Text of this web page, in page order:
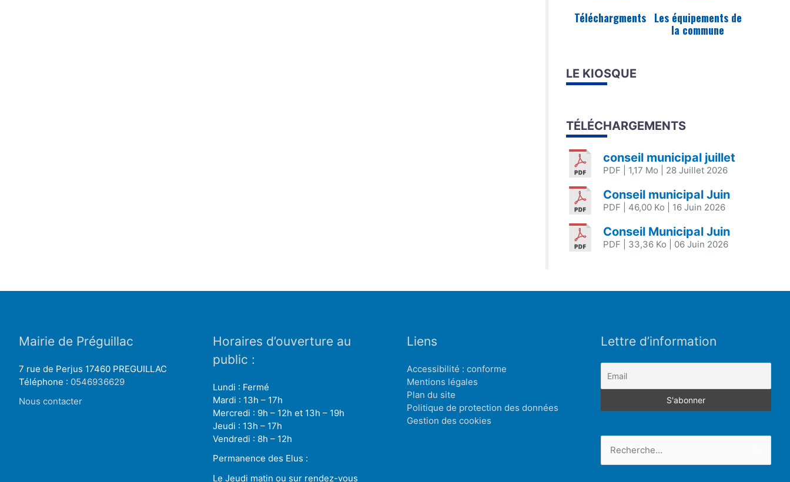
Téléchargments Les équipements de
la commune
LE KIOSQUE
TÉLÉCHARGEMENTS
conseil municipal juillet
PDF | 1,17 Mo | 28 Juillet 2026
Conseil municipal Juin
PDF | 46,00 Ko | 16 Juin 2026
Conseil Municipal Juin
PDF | 33,36 Ko | 06 Juin 2026
Mairie de Préguillac
7 rue de Perjus 17460 PREGUILLAC
Téléphone : 0546936629
Nous contacter
Horaires d’ouverture au
public :
Lundi : Fermé
Mardi : 13h – 17h
Mercredi : 9h – 12h et 13h – 19h
Jeudi : 13h – 17h
Vendredi : 8h – 12h
Permanence des Elus :
Le Jeudi matin ou sur rendez-vous
Liens
Accessibilité : conforme
Mentions légales
Plan du site
Politique de protection des données
Gestion des cookies
Lettre d’information